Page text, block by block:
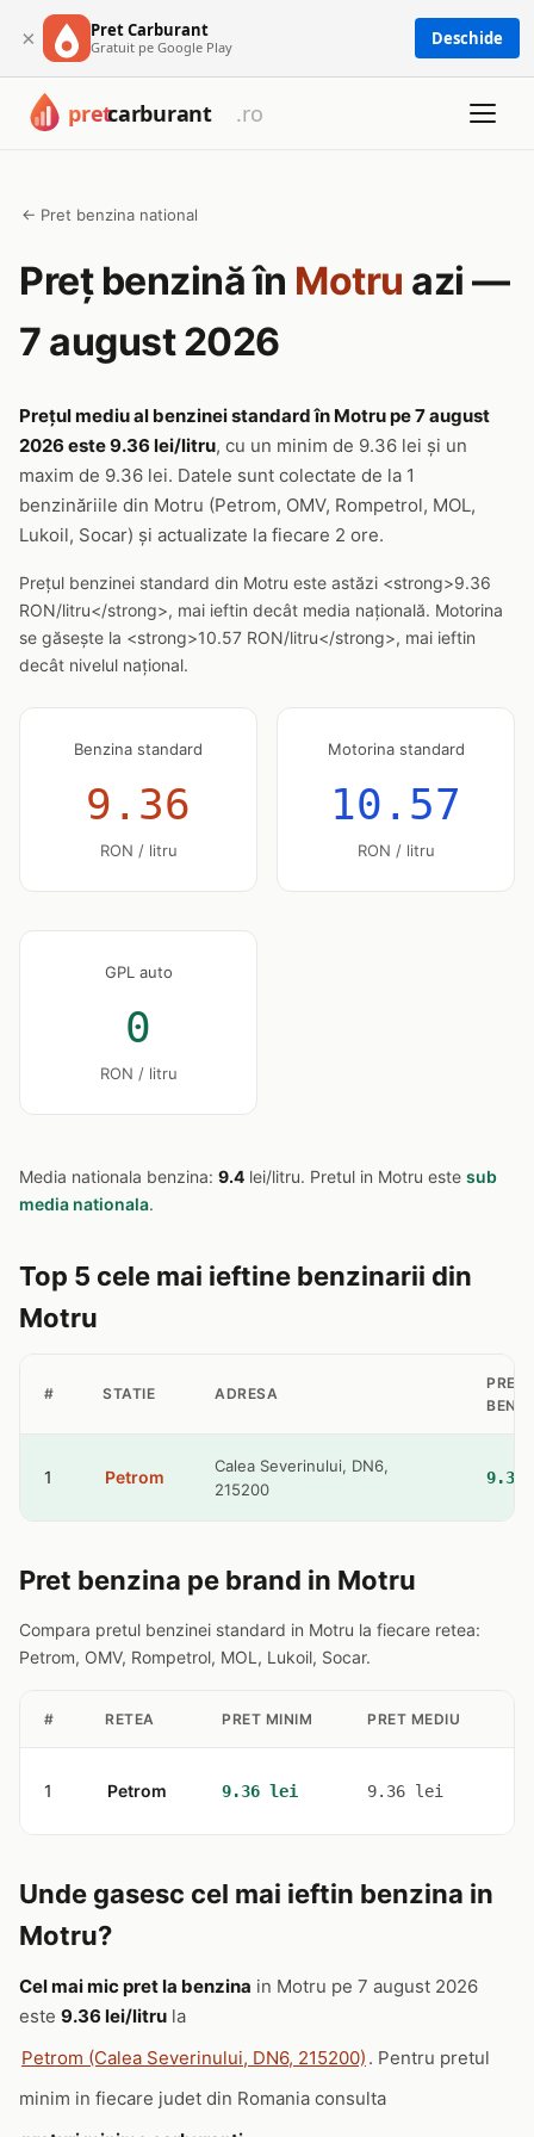
× Pret Carburant
Gratuit pe Google Play Deschide
← Pret benzina national
Preț benzină în Motru azi —
7 august 2026
Prețul mediu al benzinei standard în Motru pe 7 august
2026 este 9.36 lei/litru, cu un minim de 9.36 lei și un
maxim de 9.36 lei. Datele sunt colectate de la 1
benzinăriile din Motru (Petrom, OMV, Rompetrol, MOL,
Lukoil, Socar) și actualizate la fiecare 2 ore.
Prețul benzinei standard din Motru este astăzi <strong>9.36
RON/litru</strong>, mai ieftin decât media națională. Motorina
se găsește la <strong>10.57 RON/litru</strong>, mai ieftin
decât nivelul național.
Benzina standard
9.36
RON / litru
Motorina standard
10.57
RON / litru
GPL auto
0
RON / litru
Media nationala benzina: 9.4 lei/litru. Pretul in Motru este sub
media nationala.
Top 5 cele mai ieftine benzinarii din
Motru
# STATIE ADRESA
PRET
1 Petrom
Calea Severinului, DN6,
215200
Pret benzina pe brand in Motru
Compara pretul benzinei standard in Motru la fiecare retea:
Petrom, OMV, Rompetrol, MOL, Lukoil, Socar.
# RETEA PRET MINIM PRET MEDIU
1 Petrom 9.36 lei 9.36 lei
Unde gasesc cel mai ieftin benzina in
Motru?
Cel mai mic pret la benzina in Motru pe 7 august 2026
este 9.36 lei/litru la
Petrom (Calea Severinului, DN6, 215200) . Pentru pretul
minim in fiecare judet din Romania consulta